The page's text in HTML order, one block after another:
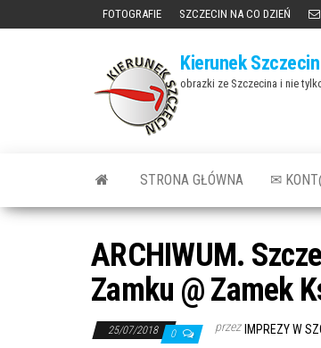
FOTOGRAFIE SZCZECIN NA CO DZIEŃ
Kierunek
obrazki ze Szczecina i nie
STRONA GŁÓWNA ✉
ARCHIWUM.
Zamku @ Zamek
25/07/2018 0 przez IMPREZY W